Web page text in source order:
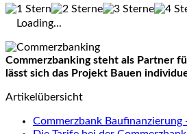
Loading...
Commerzbanking steht als Partner
lässt sich das Projekt Bauen
Artikelübersicht
Commerzbank